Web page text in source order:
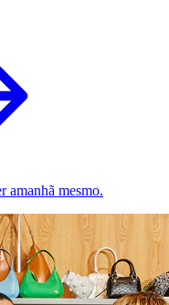
amanhã mesmo.